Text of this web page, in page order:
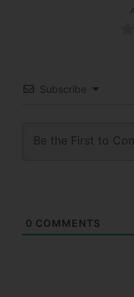
Subscribe
0 COMMENTS